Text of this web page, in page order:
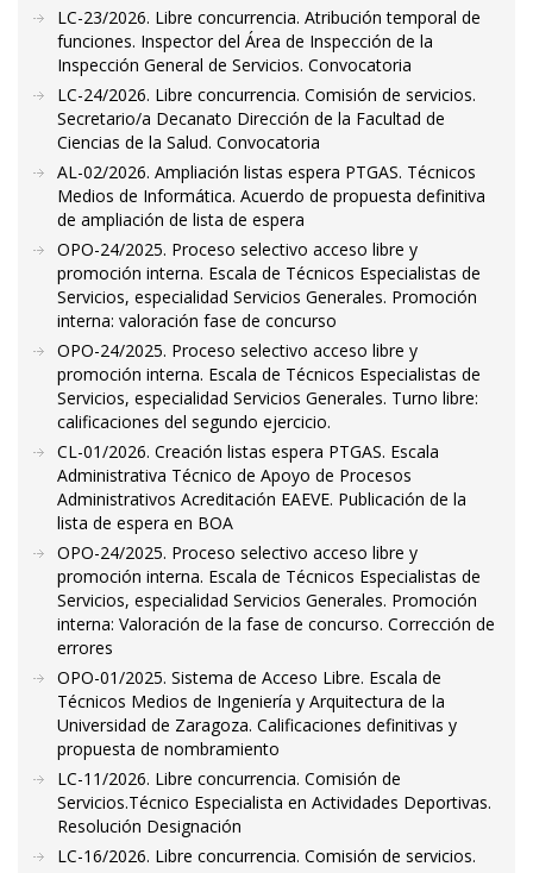
LC-23/2026. Libre concurrencia. Atribución temporal de
funciones. Inspector del Área de Inspección de la
Inspección General de Servicios. Convocatoria
LC-24/2026. Libre concurrencia. Comisión de servicios.
Secretario/a Decanato Dirección de la Facultad de
Ciencias de la Salud. Convocatoria
AL-02/2026. Ampliación listas espera PTGAS. Técnicos
Medios de Informática. Acuerdo de propuesta definitiva
de ampliación de lista de espera
OPO-24/2025. Proceso selectivo acceso libre y
promoción interna. Escala de Técnicos Especialistas de
Servicios, especialidad Servicios Generales. Promoción
interna: valoración fase de concurso
OPO-24/2025. Proceso selectivo acceso libre y
promoción interna. Escala de Técnicos Especialistas de
Servicios, especialidad Servicios Generales. Turno libre:
calificaciones del segundo ejercicio.
CL-01/2026. Creación listas espera PTGAS. Escala
Administrativa Técnico de Apoyo de Procesos
Administrativos Acreditación EAEVE. Publicación de la
lista de espera en BOA
OPO-24/2025. Proceso selectivo acceso libre y
promoción interna. Escala de Técnicos Especialistas de
Servicios, especialidad Servicios Generales. Promoción
interna: Valoración de la fase de concurso. Corrección de
errores
OPO-01/2025. Sistema de Acceso Libre. Escala de
Técnicos Medios de Ingeniería y Arquitectura de la
Universidad de Zaragoza. Calificaciones definitivas y
propuesta de nombramiento
LC-11/2026. Libre concurrencia. Comisión de
Servicios.Técnico Especialista en Actividades Deportivas.
Resolución Designación
LC-16/2026. Libre concurrencia. Comisión de servicios.